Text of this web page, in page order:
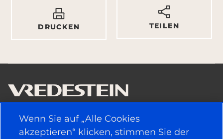
DRUCKEN TEILEN
NÜTZLICHE LINKS
Wenn Sie auf „Alle Cookies
akzeptieren“ klicken, stimmen Sie der